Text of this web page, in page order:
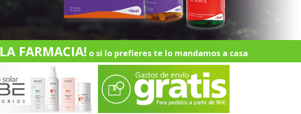
FARMACIA! o si lo prefieres te lo mandamos a casa